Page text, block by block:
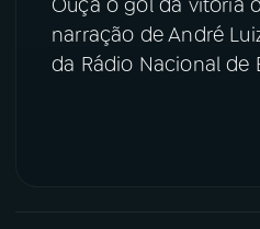
Instagram
narração de André
da Rádio Nacional de